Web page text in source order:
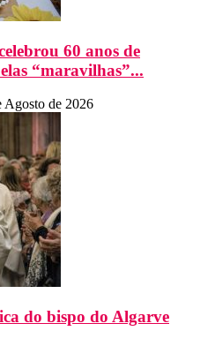
60 anos de
“maravilhas”...
Agosto de 2026
do bispo do Algarve